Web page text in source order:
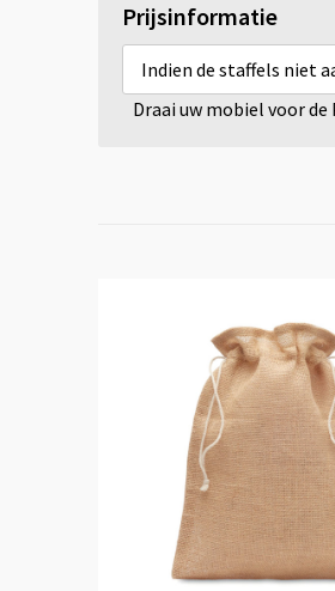
Prijsinformatie
Indien de staffels niet
Draai uw mobiel voor